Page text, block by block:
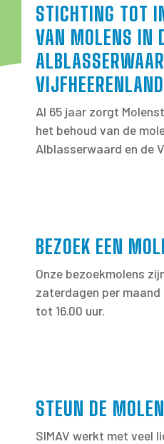
STICHTING TOT
VAN MOLENS IN
Al 65 jaar zorgt
het behoud van de
Alblasserwaard en de
BEZOEK EEN
Onze bezoekmolens
zaterdagen per maand
tot 16.00 uur.
STEUN DE
SIMAV werkt met veel